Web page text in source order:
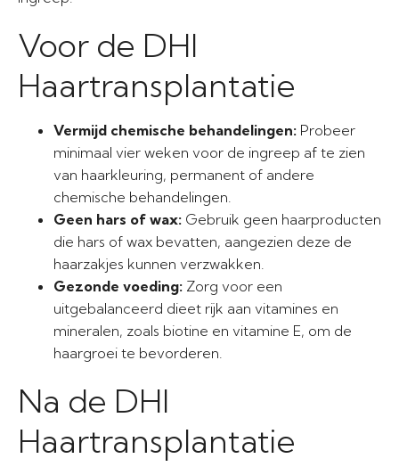
Voor de DHI
Haartransplantatie
Vermijd chemische behandelingen: Probeer
minimaal vier weken voor de ingreep af te zien
van haarkleuring, permanent of andere
chemische behandelingen.
Geen hars of wax: Gebruik geen haarproducten
die hars of wax bevatten, aangezien deze de
haarzakjes kunnen verzwakken.
Gezonde voeding: Zorg voor een
uitgebalanceerd dieet rijk aan vitamines en
mineralen, zoals biotine en vitamine E, om de
haargroei te bevorderen.
Na de DHI
Haartransplantatie